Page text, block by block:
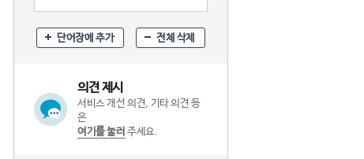
단어장에 추가 전체 삭제
의견 제시
서비스 개선 의견, 기타 의견 등
은
여기를 눌러 주세요.